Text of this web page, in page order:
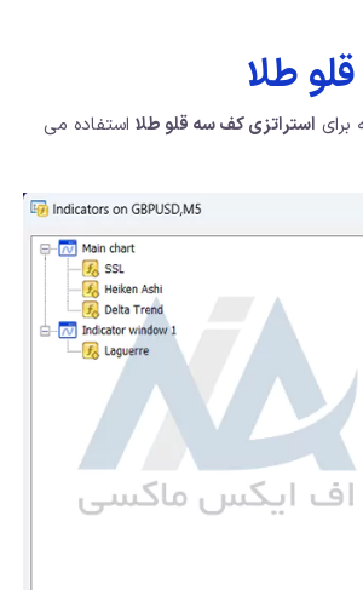
طلا
استراتزی کف سه قلو طلا استفاده می